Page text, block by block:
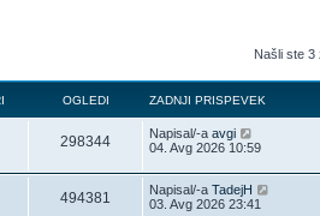
Našli ste 3
OGLEDI ZADNJI PRISPEVEK
298344 Napisal/-a avgi
04. Avg 2026 10:59
494381 Napisal/-a TadejH
03. Avg 2026 23:41